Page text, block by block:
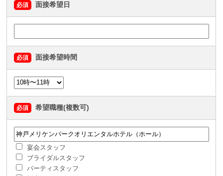
必須 面接希望日
必須 面接希望時間
必須 希望職種(複数可)
宴会スタッフ
ブライダルスタッフ
パーティスタッフ